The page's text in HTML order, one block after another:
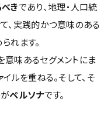
きであり、地理・人口統
、実践的かつ意味のある
れます。
味あるセグメントにま
ルを重ねる。そして、そ
ペルソナです。